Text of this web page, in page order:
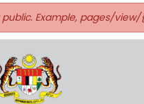
Example, pages/